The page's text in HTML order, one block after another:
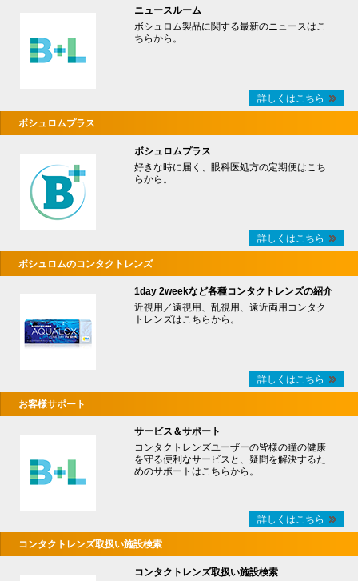
ニュースルーム
ボシュロム製品に関する最新のニュースはこ
ちらから。
詳しくはこちら
ボシュロムプラス
ボシュロムプラス
好きな時に届く、眼科医処方の定期便はこち
らから。
詳しくはこちら
ボシュロムのコンタクトレンズ
1day 2weekなど各種コンタクトレンズの紹介
近視用／遠視用、乱視用、遠近両用コンタク
トレンズはこちらから。
詳しくはこちら
お客様サポート
サービス＆サポート
コンタクトレンズユーザーの皆様の瞳の健康
を守る便利なサービスと、疑問を解決するた
めのサポートはこちらから。
詳しくはこちら
コンタクトレンズ取扱い施設検索
コンタクトレンズ取扱い施設検索